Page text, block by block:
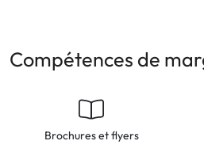
Compétences de
Brochures et flyers